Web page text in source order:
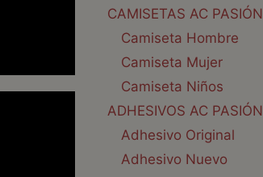
CAMISETAS AC PASIÓN
Camiseta Hombre
Camiseta Mujer
Camiseta Niños
ADHESIVOS AC PASIÓN
Adhesivo Original
Adhesivo Nuevo